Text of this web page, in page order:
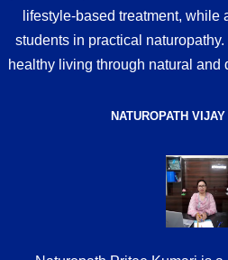
lifestyle-based treatment,
students in practical
healthy living through natural and
NATUROPATH